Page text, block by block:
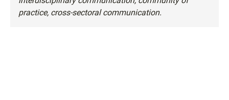
practice, cross-sectoral communication.